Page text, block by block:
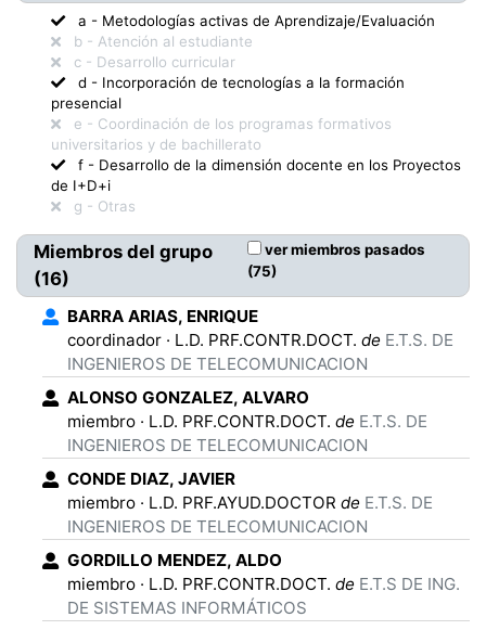
a - Metodologías activas de Aprendizaje/Evaluación
b - Atención al estudiante
c - Desarrollo curricular
d - Incorporación de tecnologías a la formación
presencial
e - Coordinación de los programas formativos
universitarios y de bachillerato
f - Desarrollo de la dimensión docente en los Proyectos
de I+D+i
g - Otras
Miembros del grupo
(16)
ver miembros pasados
(75)
BARRA ARIAS, ENRIQUE
coordinador · L.D. PRF.CONTR.DOCT. de E.T.S. DE
INGENIEROS DE TELECOMUNICACION
ALONSO GONZALEZ, ALVARO
miembro · L.D. PRF.CONTR.DOCT. de E.T.S. DE
INGENIEROS DE TELECOMUNICACION
CONDE DIAZ, JAVIER
miembro · L.D. PRF.AYUD.DOCTOR de E.T.S. DE
INGENIEROS DE TELECOMUNICACION
GORDILLO MENDEZ, ALDO
miembro · L.D. PRF.CONTR.DOCT. de E.T.S DE ING.
DE SISTEMAS INFORMÁTICOS